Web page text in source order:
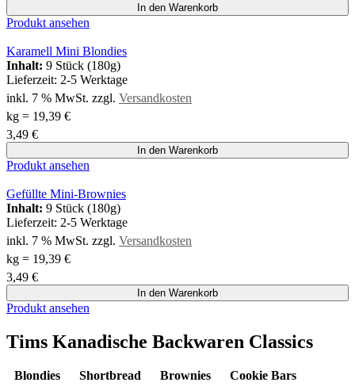
In den Warenkorb
Produkt ansehen
Karamell Mini Blondies
Inhalt: 9 Stück (180g)
Lieferzeit: 2-5 Werktage
inkl. 7 % MwSt. zzgl. Versandkosten
kg = 19,39 €
3,49 €
In den Warenkorb
Produkt ansehen
Gefüllte Mini-Brownies
Inhalt: 9 Stück (180g)
Lieferzeit: 2-5 Werktage
inkl. 7 % MwSt. zzgl. Versandkosten
kg = 19,39 €
3,49 €
In den Warenkorb
Produkt ansehen
Tims Kanadische Backwaren Classics
Blondies Shortbread Brownies Cookie Bars